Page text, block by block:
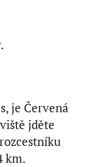
.
je Červená
jděte
km.